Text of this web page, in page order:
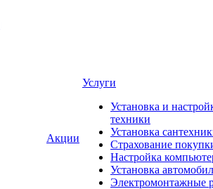
Акции
Услуги
Установка и
техники
Установка
Страхование
Настройка
Установка
Электромонтажные